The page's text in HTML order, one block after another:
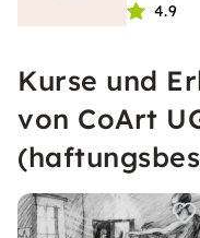
4.9
Kurse und
von CoArt